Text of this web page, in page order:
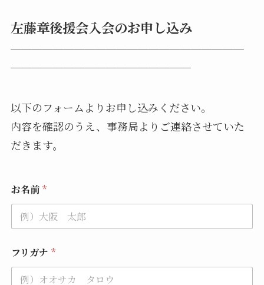
左藤章後援会入会のお申し込み
──────────────────────
─────────────────
以下のフォームよりお申し込みください。
内容を確認のうえ、事務局よりご連絡させていた
だきます。
お名前 *
フリガナ *